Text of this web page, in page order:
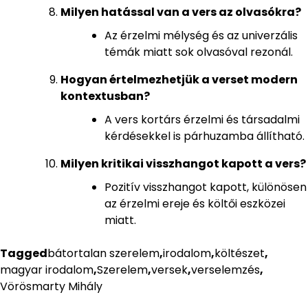
Milyen hatással van a vers az olvasókra?
Az érzelmi mélység és az univerzális
témák miatt sok olvasóval rezonál.
Hogyan értelmezhetjük a verset modern
kontextusban?
A vers kortárs érzelmi és társadalmi
kérdésekkel is párhuzamba állítható.
Milyen kritikai visszhangot kapott a vers?
Pozitív visszhangot kapott, különösen
az érzelmi ereje és költői eszközei
miatt.
Taggedbátortalan szerelem,irodalom,költészet,
magyar irodalom,Szerelem,versek,verselemzés,
Vörösmarty Mihály